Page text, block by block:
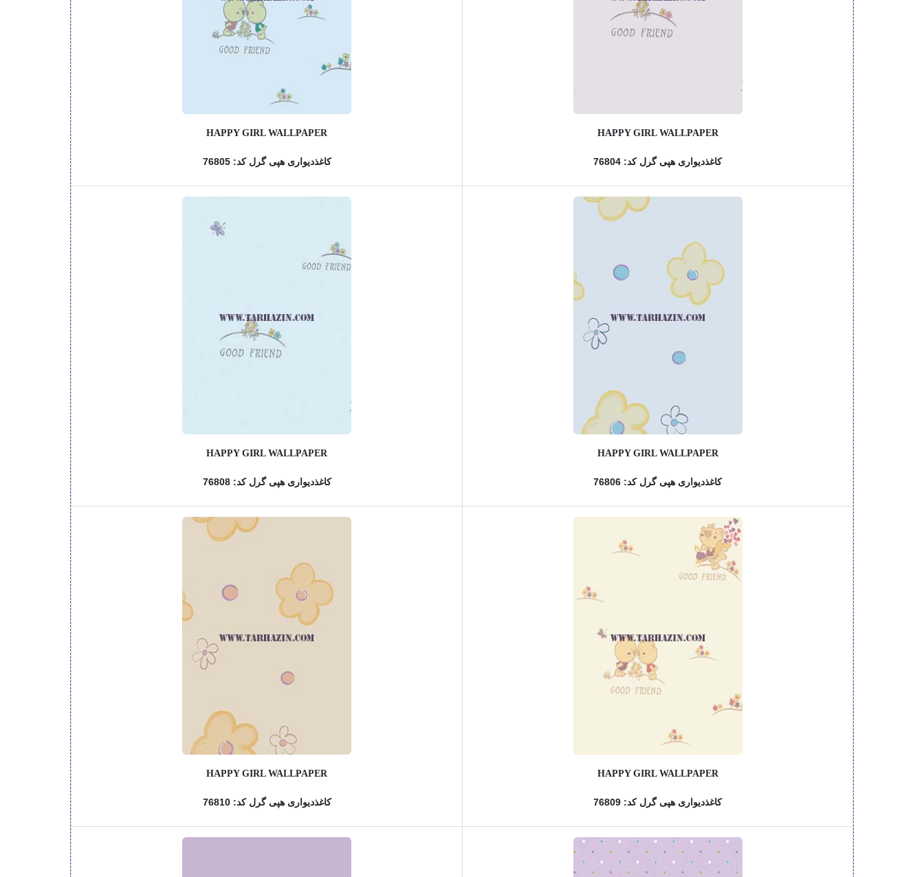
HAPPY GIRL WALLPAPER
کاغذدیواری هپی گرل کد: 76804
HAPPY GIRL WALLPAPER
کاغذدیواری هپی گرل کد: 76805
HAPPY GIRL WALLPAPER
کاغذدیواری هپی گرل کد: 76806
HAPPY GIRL WALLPAPER
کاغذدیواری هپی گرل کد: 76808
HAPPY GIRL WALLPAPER
کاغذدیواری هپی گرل کد: 76809
HAPPY GIRL WALLPAPER
کاغذدیواری هپی گرل کد: 76810